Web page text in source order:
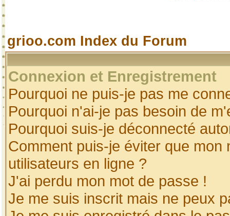
grioo.com Index du Forum
Connexion et Enregistrement
Pourquoi ne puis-je pas me
Pourquoi n'ai-je pas besoin de
Pourquoi suis-je déconnecté
Comment puis-je éviter que
utilisateurs en ligne ?
J'ai perdu mon mot de passe !
Je me suis inscrit mais ne peux